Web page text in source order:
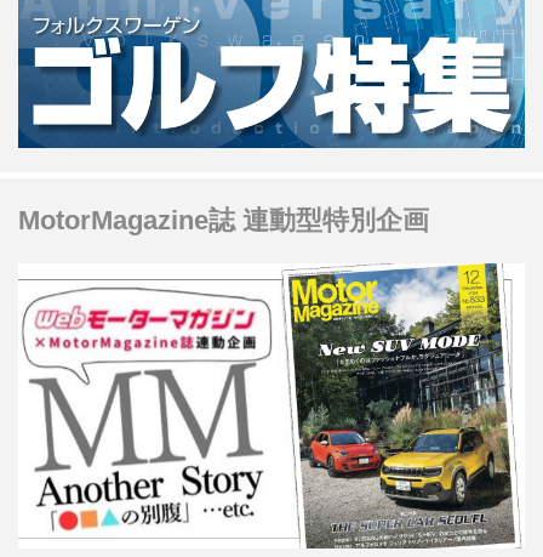
MotorMagazine誌 連動型特別企画